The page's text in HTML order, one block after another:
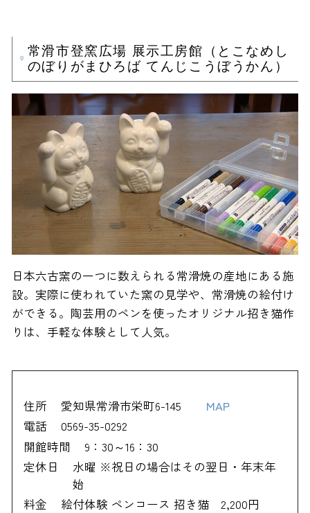
常滑市登窯広場 展示工房館（とこなめし
のぼりがまひろば てんじこうぼうかん）
日本六古窯の一つに数えられる常滑焼の産地にある施
設。実際に使われていた窯の見学や、常滑焼の絵付け
ができる。陶芸用のペンを使ったオリジナル招き猫作
りは、手軽な体験として人気。
住所 愛知県常滑市栄町6-145
MAP
電話
0569-35-0292
開館時間
9：30～16：30
定休日
水曜 ※祝日の場合はその翌日・年末年
始
料金
絵付体験 ペンコース 招き猫 2,200円